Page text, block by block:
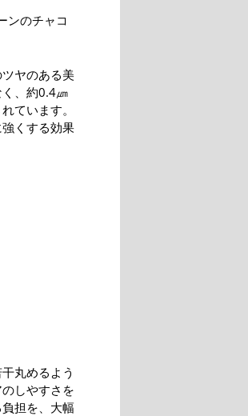
ンのチャコ
ツヤのある美
、約0.4㎛
ています。
くする効果
丸めるよう
しやすさを
担を、大幅